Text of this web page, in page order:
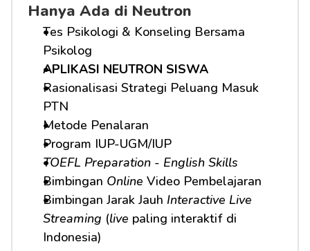
Hanya Ada di Neutron
Tes Psikologi & Konseling Bersama
Psikolog
APLIKASI NEUTRON SISWA
Rasionalisasi Strategi Peluang Masuk
PTN
Metode Penalaran
Program IUP-UGM/IUP
TOEFL Preparation - English Skills
Bimbingan Online Video Pembelajaran
Bimbingan Jarak Jauh Interactive Live
Streaming (live paling interaktif di
Indonesia)